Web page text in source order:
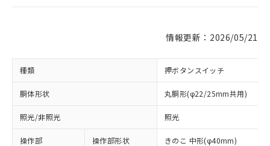
情報更新：2026/05/21
種類 押ボタンスイッチ
胴体形状 丸胴形(φ22/25mm共用)
照光/非照光 照光
操作部 操作部形状 きのこ 中形(φ40mm)